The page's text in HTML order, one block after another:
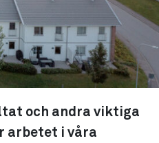
och andra viktiga
arbetet i våra